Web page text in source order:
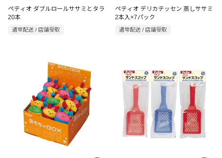
ペティオ ダブルロールササミとタラ
20本
通常配送 / 店舗受取
ペティオ デリカテッセン 蒸しササミ
2本入×7パック
通常配送 / 店舗受取